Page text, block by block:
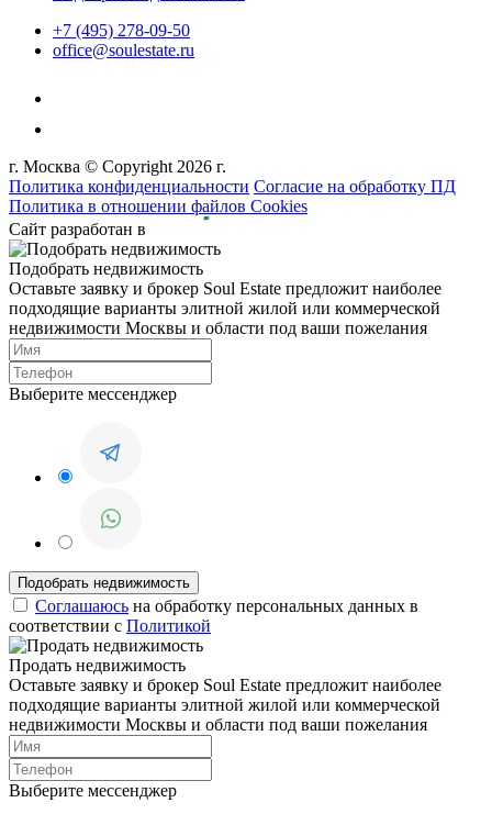
+7 (495) 278-09-50
office@soulestate.ru
г. Москва © Copyright 2026 г.
Политика конфиденциальности Согласие на обработку ПД
Политика в отношении файлов Cookies
Сайт разработан в
Подобрать недвижимость
Оставьте заявку и брокер Soul Estate предложит наиболее
подходящие варианты элитной жилой или коммерческой
недвижимости Москвы и области под ваши пожелания
Выберите мессенджер
Соглашаюсь на обработку персональных данных в
соответствии с Политикой
Продать недвижимость
Оставьте заявку и брокер Soul Estate предложит наиболее
подходящие варианты элитной жилой или коммерческой
недвижимости Москвы и области под ваши пожелания
Выберите мессенджер